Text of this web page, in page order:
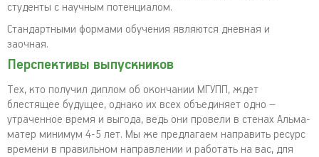
студенты с научным потенциалом.
Стандартными формами обучения являются дневная и
заочная.
Перспективы выпускников
Тех, кто получил диплом об окончании МГУПП, ждет
блестящее будущее, однако их всех объединяет одно –
утраченное время и выгода, ведь они провели в стенах Альма-
матер минимум 4-5 лет. Мы же предлагаем направить ресурс
времени в правильном направлении и работать на вас, для